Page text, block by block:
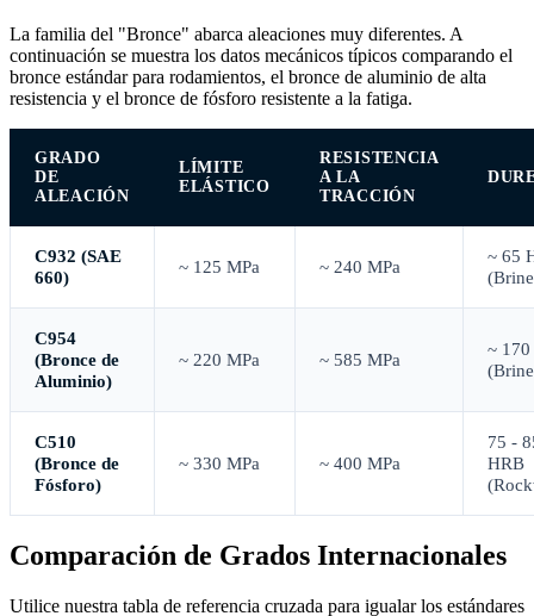
La familia del "Bronce" abarca aleaciones muy diferentes. A
continuación se muestra los datos mecánicos típicos comparando el
bronce estándar para rodamientos, el bronce de aluminio de alta
resistencia y el bronce de fósforo resistente a la fatiga.
GRADO
DE
ALEACIÓN
LÍMITE
ELÁSTICO
RESISTENCIA
A LA
TRACCIÓN
C932 (SAE
660)
~ 125 MPa ~ 240 MPa
~ 65
C954
(Bronce de
Aluminio)
~ 220 MPa ~ 585 MPa
~
C510
(Bronce de
Fósforo)
~ 330 MPa ~ 400 MPa
75 -
HRB
Comparación de Grados Internacionales
Utilice nuestra tabla de referencia cruzada para igualar los estándares